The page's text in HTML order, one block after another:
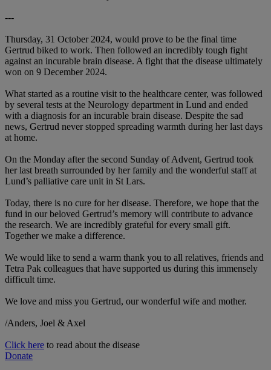
---
Thursday, 31 October 2024, would prove to be the final time
Gertrud biked to work. Then followed an incredibly tough fight
against an incurable brain disease. A fight that the disease ultimately
won on 9 December 2024.
What started as a routine visit to the healthcare center, was followed
by several tests at the Neurology department in Lund and ended
with a diagnosis for an incurable brain disease. Despite the sad
news, Gertrud never stopped spreading warmth during her last days
at home.
On the Monday after the second Sunday of Advent, Gertrud took
her last breath surrounded by her family and the wonderful staff at
Lund’s palliative care unit in St Lars.
Today, there is no cure for her disease. Therefore, we hope that the
fund in our beloved Gertrud’s memory will contribute to advance
the research. We are incredibly grateful for every small gift.
Together we make a difference.
We would like to send a warm thank you to all relatives, friends and
Tetra Pak colleagues that have supported us during this immensely
difficult time.
We love and miss you Gertrud, our wonderful wife and mother.
/Anders, Joel & Axel
Click here to read about the disease
Donate